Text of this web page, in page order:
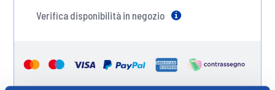
Verifica disponibilità in negozio